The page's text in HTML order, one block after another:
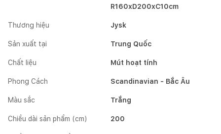
R160xD200xC10cm
Thương hiệu Jysk
Sản xuất tại Trung Quốc
Chất liệu Mút hoạt tính
Phong Cách Scandinavian - Bắc Âu
Màu sắc Trắng
Chiều dài sản phẩm (cm) 200